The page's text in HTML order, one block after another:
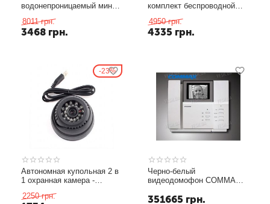
водонепроницаемый мини
функцией подводной
съёмки 640X480@30 fps,
8011 грн.
3468 грн.
комплект беспроводной
звуком, мощностью 700
mW, дальностью передачи
4950 грн.
4335 грн.
23%
Автономная купольная 2 в
1 охранная камера -
SD карту памяти до 32 Gb
2250 грн.
Черно-белый
видеодомофон COMMAX
351665 грн.